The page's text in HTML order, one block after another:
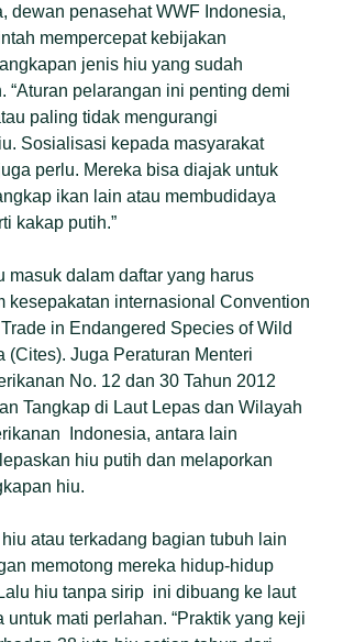
dewan penasehat WWF Indonesia,
mempercepat kebijakan
jenis hiu yang sudah
“Aturan pelarangan ini penting demi
paling tidak mengurangi
Sosialisasi kepada masyarakat
perlu. Mereka bisa diajak untuk
ikan lain atau membudidaya
kakap putih.”
masuk dalam daftar yang harus
kesepakatan internasional Convention
in Endangered Species of Wild
(Cites). Juga Peraturan Menteri
No. 12 dan 30 Tahun 2012
Tangkap di Laut Lepas dan Wilayah
Indonesia, antara lain
hiu putih dan melaporkan
hiu.
atau terkadang bagian tubuh lain
memotong mereka hidup-hidup
hiu tanpa sirip ini dibuang ke laut
untuk mati perlahan. “Praktik yang keji